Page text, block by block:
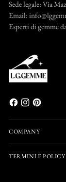
Sede legale: Via
Email:
Esperti di gemme
COMPANY
TERMINI E POLICY